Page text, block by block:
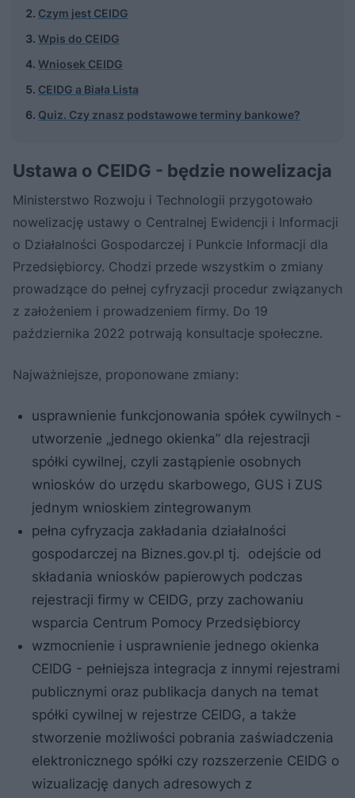
Czym jest CEIDG
Wpis do CEIDG
Wniosek CEIDG
CEIDG a Biała Lista
Quiz. Czy znasz podstawowe terminy bankowe?
Ustawa o CEIDG - będzie nowelizacja
Ministerstwo Rozwoju i Technologii przygotowało
nowelizację ustawy o Centralnej Ewidencji i Informacji
o Działalności Gospodarczej i Punkcie Informacji dla
Przedsiębiorcy. Chodzi przede wszystkim o zmiany
prowadzące do pełnej cyfryzacji procedur związanych
z założeniem i prowadzeniem firmy. Do 19
października 2022 potrwają konsultacje społeczne.
Najważniejsze, proponowane zmiany:
usprawnienie funkcjonowania spółek cywilnych -
utworzenie „jednego okienka” dla rejestracji
spółki cywilnej, czyli zastąpienie osobnych
wniosków do urzędu skarbowego, GUS i ZUS
jednym wnioskiem zintegrowanym
pełna cyfryzacja zakładania działalności
gospodarczej na Biznes.gov.pl tj. odejście od
składania wniosków papierowych podczas
rejestracji firmy w CEIDG, przy zachowaniu
wsparcia Centrum Pomocy Przedsiębiorcy
wzmocnienie i usprawnienie jednego okienka
CEIDG - pełniejsza integracja z innymi rejestrami
publicznymi oraz publikacja danych na temat
spółki cywilnej w rejestrze CEIDG, a także
stworzenie możliwości pobrania zaświadczenia
elektronicznego spółki czy rozszerzenie CEIDG o
wizualizację danych adresowych z